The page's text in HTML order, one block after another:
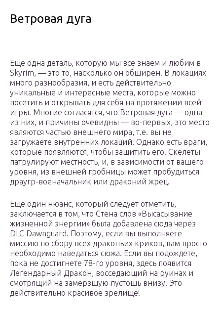
Ветровая дуга
Еще одна деталь, которую мы все знаем и любим в
Skyrim, — это то, насколько он обширен. В локациях
много разнообразия, и есть действительно
уникальные и интересные места, которые можно
посетить и открывать для себя на протяжении всей
игры. Многие согласятся, что Ветровая дуга — одна
из них, и причины очевидны — во-первых, это место
являются частью внешнего мира, т.е. вы не
загружаете внутренних локаций. Однако есть враги,
которые появляются, чтобы защитить его. Скелеты
патрулируют местность, и, в зависимости от вашего
уровня, из внешней гробницы может пробудиться
драугр-военачальник или драконий жрец.
Еще один нюанс, который следует отметить,
заключается в том, что Стена слов «Высасывание
жизненной энергии» была добавлена ​​сюда через
DLC Dawnguard. Поэтому, если вы выполняете
миссию по сбору всех драконьих криков, вам просто
необходимо наведаться сюжа. Если вы подождете,
пока не достигнете 78-го уровня, здесь появится
Легендарный Дракон, восседающий на руинах и
смотрящий на замерзшую пустошь внизу. Это
действительно красивое зрелище!